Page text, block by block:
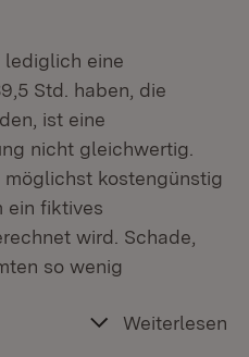
lediglich eine
Std. haben, die
ist eine
nicht gleichwertig.
kostengünstig
ein fiktives
wird. Schade,
so wenig
Weiterlesen